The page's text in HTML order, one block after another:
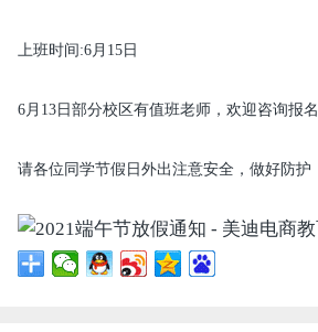
上班时间:6月15日
6月13日部分校区有值班老师，欢迎咨询报名
请各位同学节假日外出注意安全，做好防护